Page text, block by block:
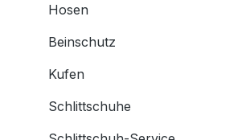
Hosen
Beinschutz
Kufen
Schlittschuhe